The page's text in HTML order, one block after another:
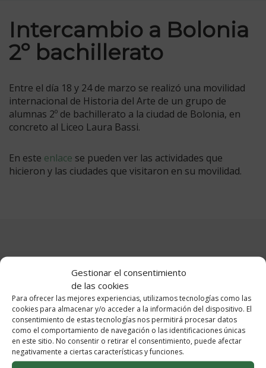
Gestionar el consentimiento
de las cookies
Para ofrecer las mejores experiencias, utilizamos tecnologías como las
cookies para almacenar y/o acceder a la información del dispositivo. El
consentimiento de estas tecnologías nos permitirá procesar datos
como el comportamiento de navegación o las identificaciones únicas
en este sitio. No consentir o retirar el consentimiento, puede afectar
negativamente a ciertas características y funciones.
Intercambio a Bolonia
2º bachillerato
Entre el día 18 y 24 de marzo se realizó una movilidad
internacional de Historia del Arte de un grupo de
alumnas 2º de bachillerato a la ciudad de Bolonia, en
concreto al Liceo Laura Bassi.
En este enlace se pueden ver las actividades que
hicieron y las ciudades que visitaron en su movilidad.
ÁREA DE ALUMNOS